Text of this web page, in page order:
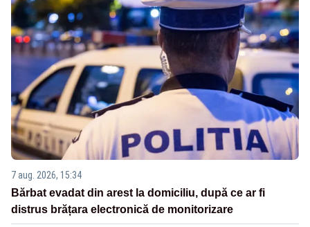
7 aug. 2026, 15:34
Bărbat evadat din arest la domiciliu, după ce ar fi
distrus brățara electronică de monitorizare